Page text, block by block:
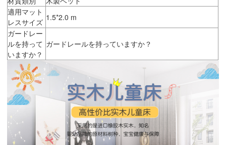
適用マット
レスサイズ 1.5*2.0 m
ガードレー
ルを持って
いますか？
ガードレールを持っていますか？